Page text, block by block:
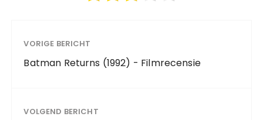
VORIGE BERICHT
Batman Returns (1992) - Filmrecensie
VOLGEND BERICHT